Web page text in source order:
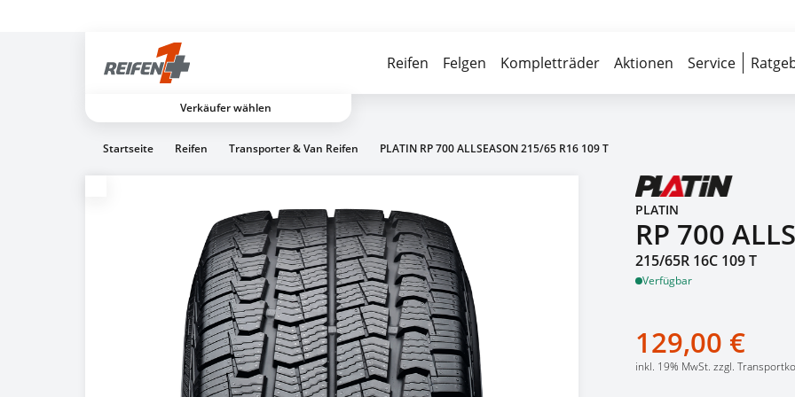
Verkäufer wählen
Reifen Felgen Kompletträder Aktionen Service
Startseite Reifen Transporter & Van Reifen PLATIN RP 700 ALLSEASON 215/65 R16 109 T
PLATIN
RP 700
215/65R 16C 109 T
Verfügbar
129,00 €
inkl. 19% MwSt. zzgl.